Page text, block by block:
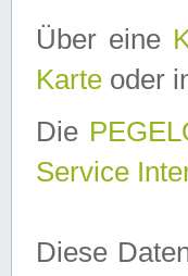
Über eine
Karte oder
Die
Service
Diese